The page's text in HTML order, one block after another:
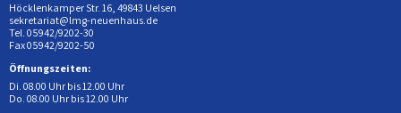
Höcklenkamper Str. 16, 49843 Uelsen
sekretariat@lmg-neuenhaus.de
Tel. 05942/9202-30
Fax 05942/9202-50
Öffnungszeiten:
Di. 08.00 Uhr bis 12.00 Uhr
Do. 08.00 Uhr bis 12.00 Uhr